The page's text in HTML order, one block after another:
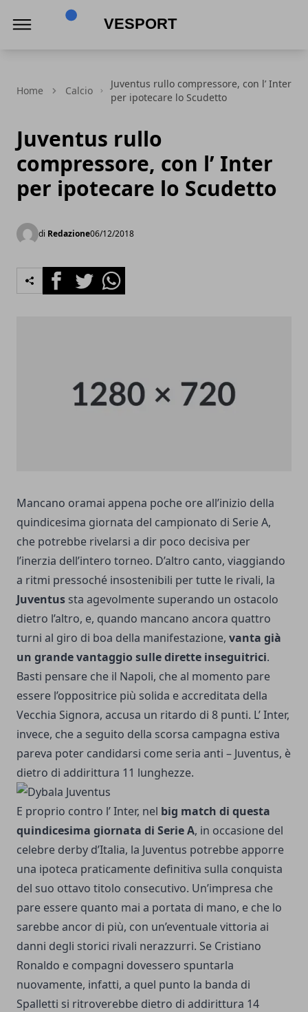
Home Calcio
Juventus rullo compressore, con l’ Inter
per ipotecare lo Scudetto
Juventus rullo
compressore, con l’ Inter
per ipotecare lo Scudetto
di Redazione06/12/2018
FacebookTwitterWhatsapp
Mancano oramai appena poche ore all’inizio della
quindicesima giornata del campionato di Serie A,
che potrebbe rivelarsi a dir poco decisiva per
l’inerzia dell’intero torneo. D’altro canto, viaggiando
a ritmi pressoché insostenibili per tutte le rivali, la
Juventus sta agevolmente superando un ostacolo
dietro l’altro, e, quando mancano ancora quattro
turni al giro di boa della manifestazione, vanta già
un grande vantaggio sulle dirette inseguitrici.
Basti pensare che il Napoli, che al momento pare
essere l’oppositrice più solida e accreditata della
Vecchia Signora, accusa un ritardo di 8 punti. L’ Inter,
invece, che a seguito della scorsa campagna estiva
pareva poter candidarsi come seria anti – Juventus, è
dietro di addirittura 11 lunghezze.
E proprio contro l’ Inter, nel big match di questa
quindicesima giornata di Serie A, in occasione del
celebre derby d’Italia, la Juventus potrebbe apporre
una ipoteca praticamente definitiva sulla conquista
del suo ottavo titolo consecutivo. Un’impresa che
pare essere quanto mai a portata di mano, e che lo
sarebbe ancor di più, con un’eventuale vittoria ai
danni degli storici rivali nerazzurri. Se Cristiano
Ronaldo e compagni dovessero spuntarla
nuovamente, infatti, a quel punto la banda di
Spalletti si ritroverebbe dietro di addirittura 14